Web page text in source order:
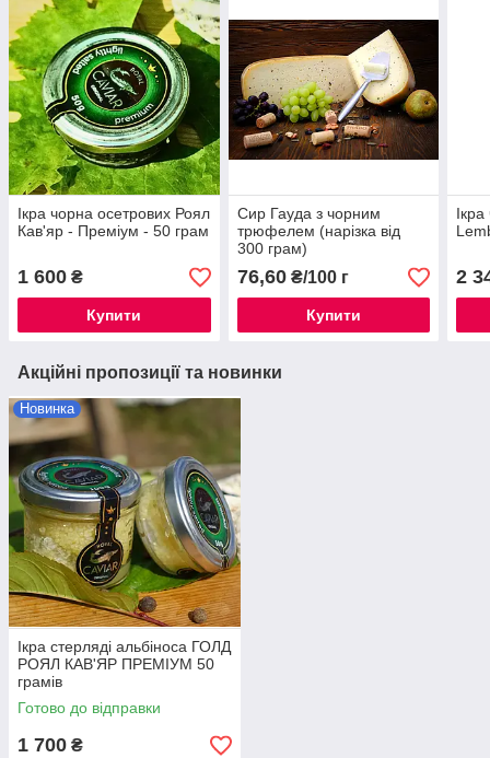
Ікра чорна осетрових Роял
Кав'яр - Преміум - 50 грам
1 600 ₴
Купити
Сир Гауда з чорним
трюфелем (нарізка від
300 грам)
76,60₴/100 г
Купити
2
Акційні пропозиції та новинки
Новинка
Ікра стерляді альбіноса ГОЛД
РОЯЛ КАВ'ЯР ПРЕМІУМ 50
грамів
Готово до відправки
1 700 ₴